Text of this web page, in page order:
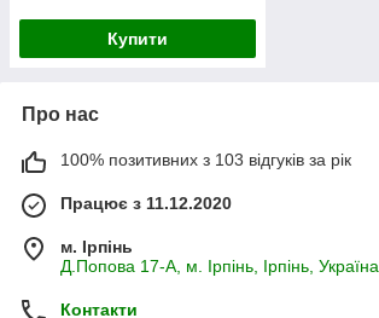
Купити
Про нас
100% позитивних з 103 відгуків за рік
Працює з 11.12.2020
м. Ірпінь
Д.Попова 17-А, м. Ірпінь, Ірпінь, Україна
Контакти